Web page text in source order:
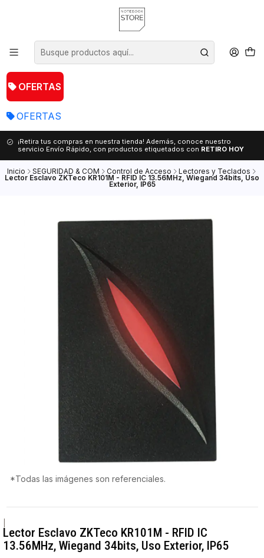
OFERTAS
OFERTAS
¡Retira tus compras en nuestra tienda! Además, conoce nuestro
servicio Envío Rápido, con productos etiquetados con RETIRO HOY
Inicio SEGURIDAD & COM Control de Acceso Lectores y Teclados
Lector Esclavo ZKTeco KR101M - RFID IC 13.56MHz, Wiegand 34bits, Uso
Exterior, IP65
*Todas las imágenes son referenciales.
Lector Esclavo ZKTeco KR101M - RFID IC
13.56MHz, Wiegand 34bits, Uso Exterior, IP65